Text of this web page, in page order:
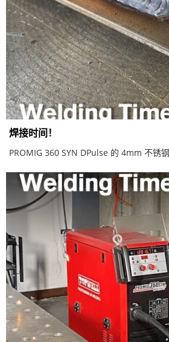
焊接时间！
PROMIG 360 SYN DPulse 的 4mm 不锈